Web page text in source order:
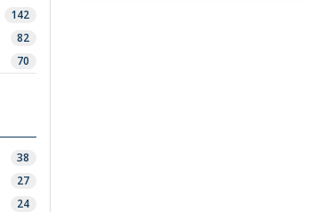
142
82
70
38
27
24